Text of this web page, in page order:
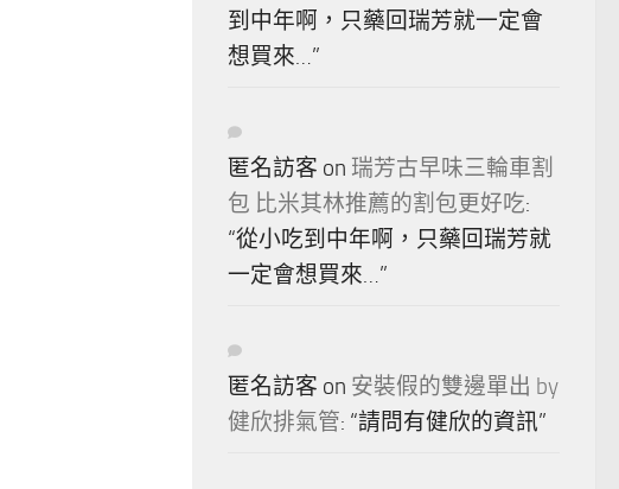
到中年啊，只藥回瑞芳就一定會
想買來…”
匿名訪客 on 瑞芳古早味三輪車割
包 比米其林推薦的割包更好吃:
“從小吃到中年啊，只藥回瑞芳就
一定會想買來…”
匿名訪客 on 安裝假的雙邊單出 by
健欣排氣管: “請問有健欣的資訊”